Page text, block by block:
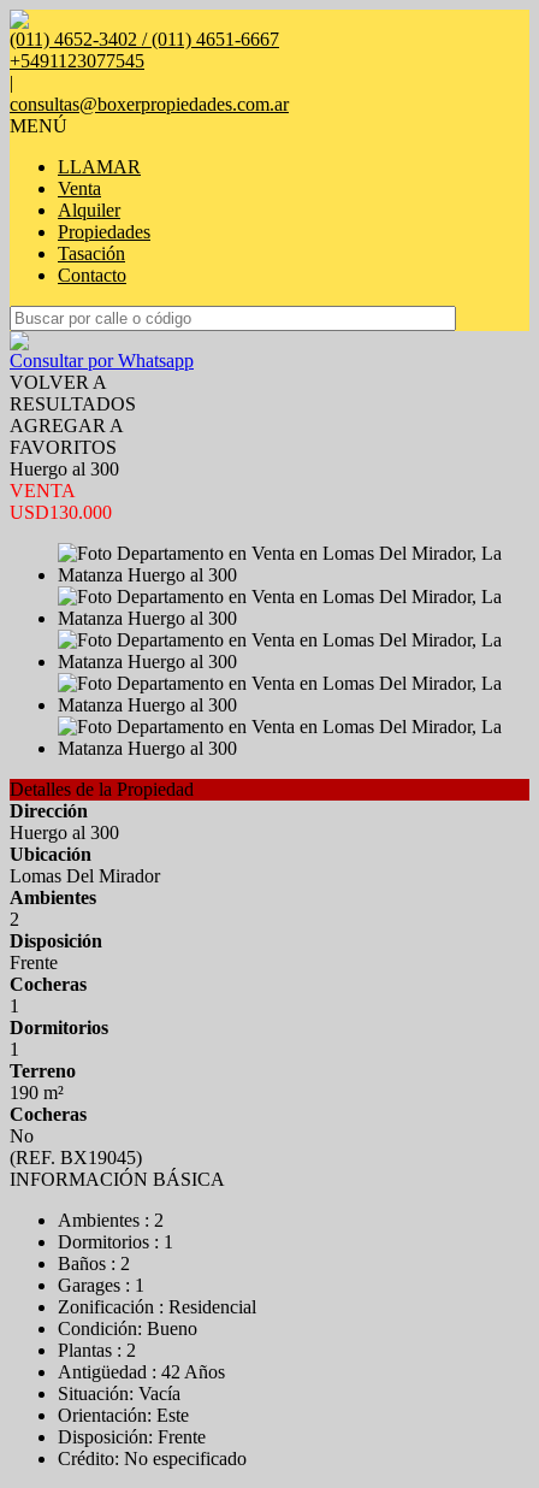
(011) 4652-3402 / (011) 4651-6667
+5491123077545
|
consultas@boxerpropiedades.com.ar
MENÚ
LLAMAR
Venta
Alquiler
Propiedades
Tasación
Contacto
Consultar por Whatsapp
VOLVER A
RESULTADOS
AGREGAR A
FAVORITOS
Huergo al 300
VENTA
USD130.000
Detalles de la Propiedad
Dirección
Huergo al 300
Ubicación
Lomas Del Mirador
Ambientes
2
Disposición
Frente
Cocheras
1
Dormitorios
1
Terreno
190 m²
Cocheras
No
(REF. BX19045)
INFORMACIÓN BÁSICA
Ambientes : 2
Dormitorios : 1
Baños : 2
Garages : 1
Zonificación : Residencial
Condición: Bueno
Plantas : 2
Antigüedad : 42 Años
Situación: Vacía
Orientación: Este
Disposición: Frente
Crédito: No especificado